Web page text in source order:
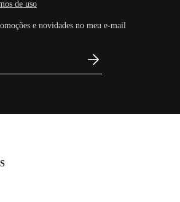
de uso
e novidades no meu e-mail